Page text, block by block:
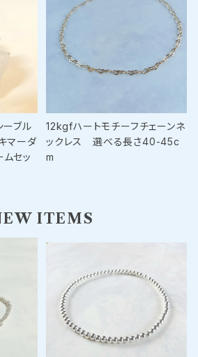
ーブル
マーダ
ムセッ
12kgfハートモチーフチェーンネ
ックレス 選べる長さ40-45c
m
ITEMS